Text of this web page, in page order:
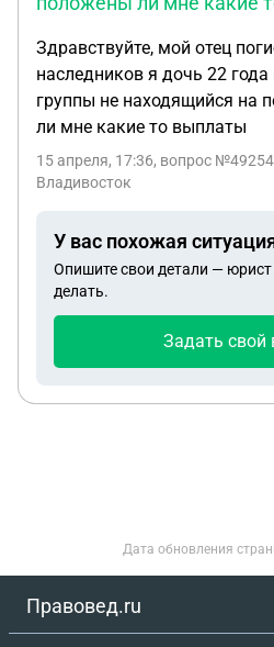
Здравствуйте, мой отец
наследников я дочь 22
группы не находящийся на
ли мне какие то выплаты
15 апреля, 17:36, вопрос
Владивосток
У вас похожая
Опишите свои детали —
делать.
Задать свой
Дата обновления
Правовед.ru